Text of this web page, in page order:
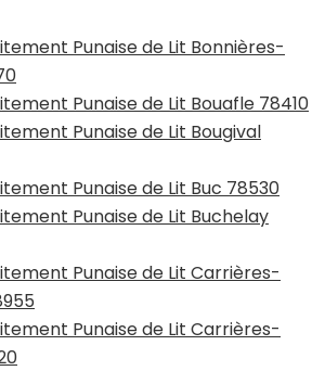
Punaise de Lit Bonnières-
Punaise de Lit Bouafle 78410
Punaise de Lit Bougival
Punaise de Lit Buc 78530
Punaise de Lit Buchelay
Punaise de Lit Carrières-
Punaise de Lit Carrières-